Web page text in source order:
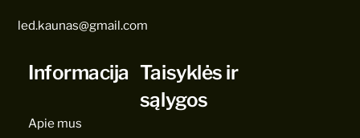
led.kaunas@gmail.com
Informacija
Apie mus
Taisyklės ir
sąlygos